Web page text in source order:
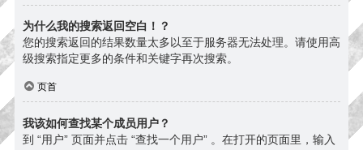
为什么我的搜索返回空白！？
您的搜索返回的结果数量太多以至于服务器无法处理。请使用高
级搜索指定更多的条件和关键字再次搜索。
页首
我该如何查找某个成员用户？
到 “用户” 页面并点击 “查找一个用户” 。在打开的页面里，输入